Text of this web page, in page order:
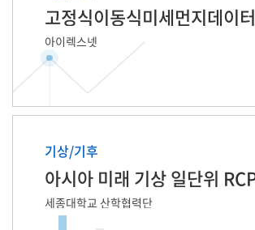
고정식이동식미세먼지데이터
아이렉스넷
기상/기후
세종대학교 산학협력단